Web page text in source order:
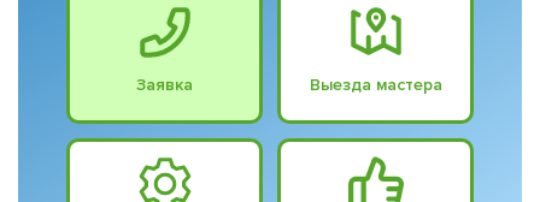
Заявка Выезда мастера